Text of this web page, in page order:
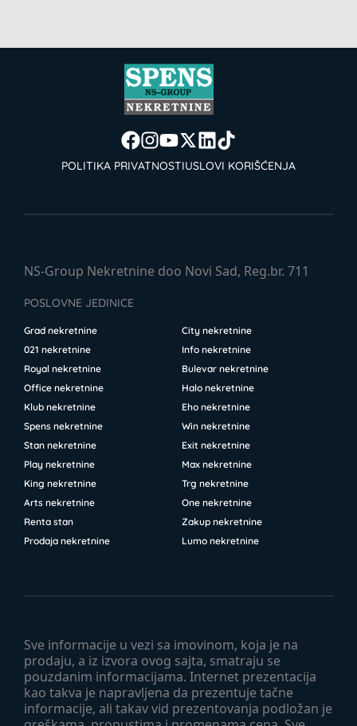
POLITIKA PRIVATNOSTIUSLOVI KORIŠĆENJA
Sve informacije u vezi sa imovinom, koja je na
prodaju, a iz izvora ovog sajta, smatraju se
pouzdanim informacijama. Internet prezentacija
kao takva je napravljena da prezentuje tačne
informacije, ali takav vid prezentovanja podložan je
NS-Group Nekretnine doo Novi Sad, Reg.br. 711
POSLOVNE JEDINICE
Grad nekretnine
City nekretnine
021 nekretnine
Info nekretnine
Royal nekretnine
Bulevar nekretnine
Office nekretnine
Halo nekretnine
Klub nekretnine
Eho nekretnine
Spens nekretnine
Win nekretnine
Stan nekretnine
Exit nekretnine
Play nekretnine
Max nekretnine
King nekretnine
Trg nekretnine
Arts nekretnine
One nekretnine
Renta stan
Zakup nekretnine
Prodaja nekretnine
Lumo nekretnine